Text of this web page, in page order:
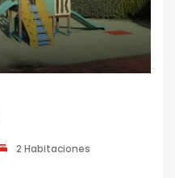
2 Habitaciones